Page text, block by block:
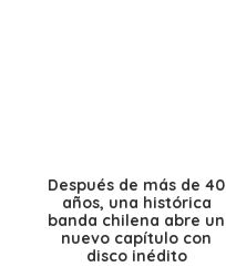
Después de más de 40
años, una histórica
banda chilena abre un
nuevo capítulo con
disco inédito